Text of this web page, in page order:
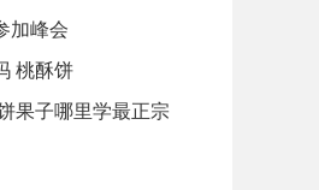
加峰会
桃酥饼
果子哪里学最正宗